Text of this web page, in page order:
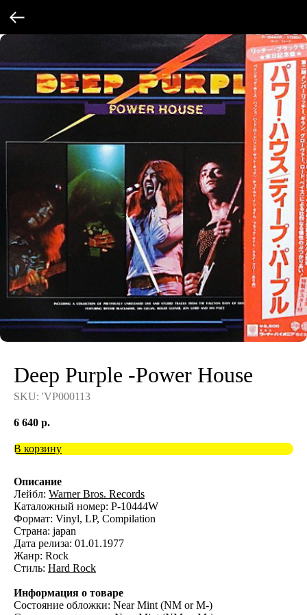
Deep Purple -Power House
SKU: 'VP000113
6 640 р.
В корзину
Описание
Лейбл: Warner Bros. Records
Каталожный номер: P-10444W
Формат: Vinyl, LP, Compilation
Страна: japan
Дата релиза: 01.01.1977
Жанр: Rock
Стиль: Hard Rock
Информация о товаре
Состояние обложки: Near Mint (NM or M-)